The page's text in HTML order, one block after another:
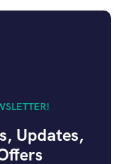
Updates,